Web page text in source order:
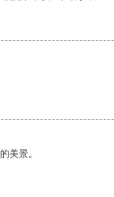
美景。